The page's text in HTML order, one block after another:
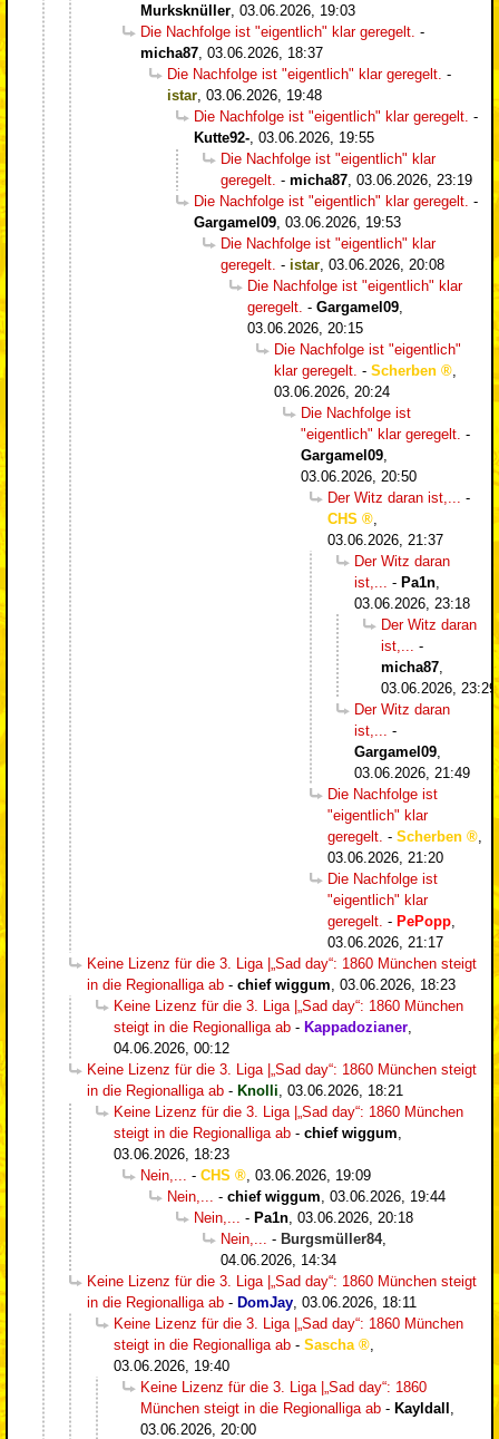
Murksknüller 03.06.2026, 19:03
Die Nachfolge ist "eigentlich" klar geregelt. -
micha87 03.06.2026, 18:37
Die Nachfolge ist "eigentlich" klar geregelt. -
istar 03.06.2026, 19:48
Die Nachfolge ist "eigentlich" klar geregelt. -
Kutte92- 03.06.2026, 19:55
Die Nachfolge ist "eigentlich" klar
geregelt. - micha87 03.06.2026, 23:19
Die Nachfolge ist "eigentlich" klar geregelt. -
Gargamel09 03.06.2026, 19:53
Die Nachfolge ist "eigentlich" klar
geregelt. - istar 03.06.2026, 20:08
Die Nachfolge ist "eigentlich" klar
geregelt. - Gargamel09
03.06.2026, 20:15
Die Nachfolge ist "eigentlich"
klar geregelt. - Scherben
03.06.2026, 20:24
Die Nachfolge ist
"eigentlich" klar geregelt. -
Gargamel09
03.06.2026, 20:50
Der Witz daran ist,...
-
CHS
03.06.2026, 21:37
Der Witz daran
ist,...
- Pa1n
03.06.2026, 23:18
Der Witz daran
ist,...
-
micha87
03.06.2026, 23:29
Der Witz daran
ist,...
-
Gargamel09
03.06.2026, 21:49
Die Nachfolge ist
"eigentlich" klar
geregelt. - Scherben
03.06.2026, 21:20
Die Nachfolge ist
"eigentlich" klar
geregelt. - PePopp
03.06.2026, 21:17
Keine Lizenz für die 3. Liga |„Sad day“: 1860 München steigt
in die Regionalliga ab - chief wiggum 03.06.2026, 18:23
Keine Lizenz für die 3. Liga |„Sad day“: 1860 München
steigt in die Regionalliga ab - Kappadozianer
04.06.2026, 00:12
Keine Lizenz für die 3. Liga |„Sad day“: 1860 München steigt
in die Regionalliga ab - Knolli 03.06.2026, 18:21
Keine Lizenz für die 3. Liga |„Sad day“: 1860 München
steigt in die Regionalliga ab - chief wiggum
03.06.2026, 18:23
Nein,...
- CHS
03.06.2026, 19:09
Nein,...
- chief wiggum 03.06.2026, 19:44
Nein,...
- Pa1n 03.06.2026, 20:18
Nein,...
- Burgsmüller84,
04.06.2026, 14:34
Keine Lizenz für die 3. Liga |„Sad day“: 1860 München steigt
in die Regionalliga ab - DomJay 03.06.2026, 18:11
Keine Lizenz für die 3. Liga |„Sad day“: 1860 München
steigt in die Regionalliga ab - Sascha
03.06.2026, 19:40
Keine Lizenz für die 3. Liga |„Sad day“: 1860
München steigt in die Regionalliga ab - Kayldall
03.06.2026, 20:00